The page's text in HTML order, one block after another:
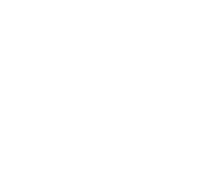
na tela.